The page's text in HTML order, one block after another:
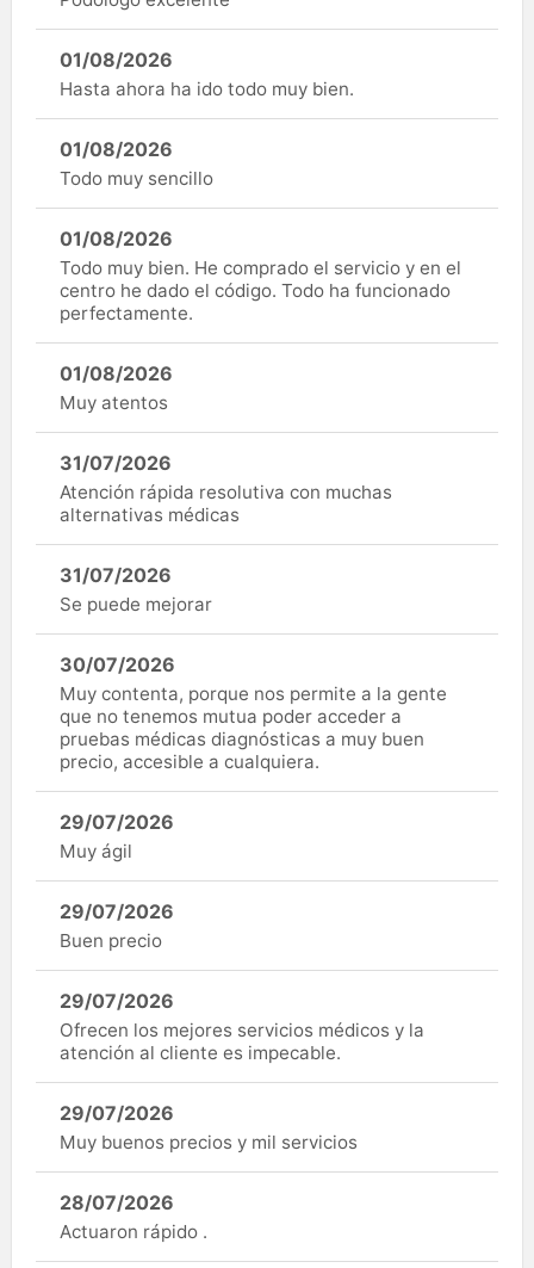
01/08/2026
Hasta ahora ha ido todo muy bien.
01/08/2026
Todo muy sencillo
01/08/2026
Todo muy bien. He comprado el servicio y en el
centro he dado el código. Todo ha funcionado
perfectamente.
01/08/2026
Muy atentos
31/07/2026
Atención rápida resolutiva con muchas
alternativas médicas
31/07/2026
Se puede mejorar
30/07/2026
Muy contenta, porque nos permite a la gente
que no tenemos mutua poder acceder a
pruebas médicas diagnósticas a muy buen
precio, accesible a cualquiera.
29/07/2026
Muy ágil
29/07/2026
Buen precio
29/07/2026
Ofrecen los mejores servicios médicos y la
atención al cliente es impecable.
29/07/2026
Muy buenos precios y mil servicios
28/07/2026
Actuaron rápido .